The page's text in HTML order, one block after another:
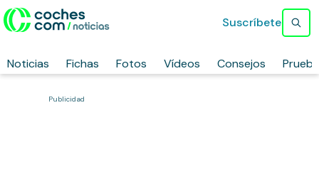
Noticias Fichas Fotos Vídeos Consejos
Suscríbete
Publicidad